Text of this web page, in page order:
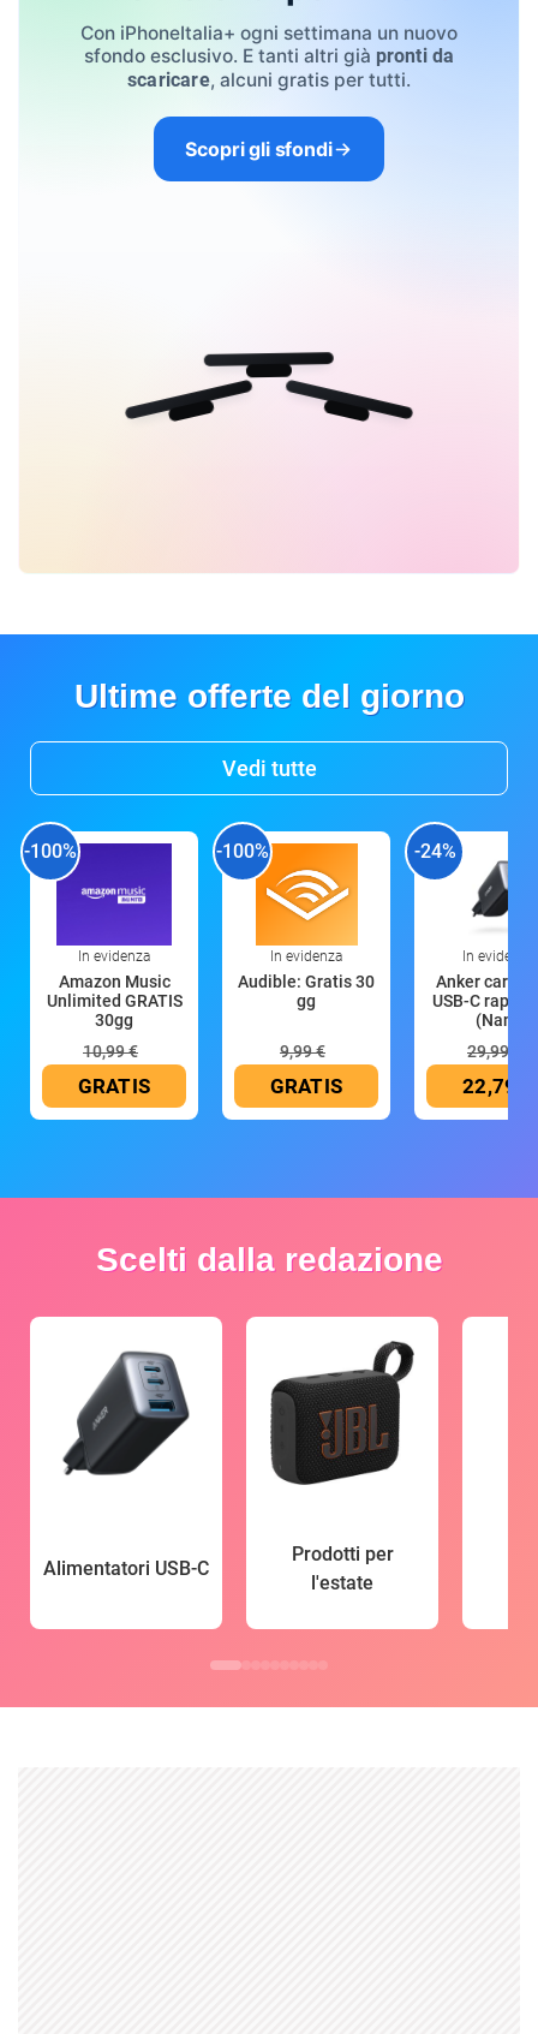
Con iPhoneItalia+ ogni settimana un nuovo
sfondo esclusivo. E tanti altri già pronti da
scaricare, alcuni gratis per tutti.
Scopri gli sfondi
Ultime offerte del giorno
Vedi tutte
-100%
In evidenza
Amazon Music
Unlimited GRATIS
30gg
10,99 €
GRATIS
-100%
In evidenza
Audible: Gratis 30
gg
9,99 €
GRATIS
-24%
In evidenza
Anker
USB-C rapido
(Nano
29,99 €
22,79 €
Scelti dalla redazione
Alimentatori USB-C
Prodotti per
l'estate